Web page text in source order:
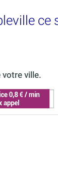
ce
ville.